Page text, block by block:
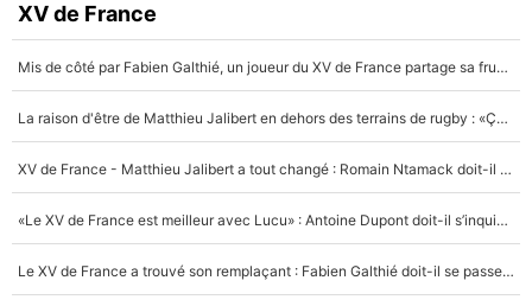
XV de France
Mis de côté par Fabien Galthié, un joueur du XV de France partage sa frustration : «ils ne me l’ont pas dit tout de suite»
La raison d'être de Matthieu Jalibert en dehors des terrains de rugby : «Ça m'atteint autant que si tu touches à un membre de ma famille»
XV de France - Matthieu Jalibert a tout changé : Romain Ntamack doit-il s’inquiéter pour sa place à un an de la Coupe du monde ?
«Le XV de France est meilleur avec Lucu» : Antoine Dupont doit-il s’inquiéter pour sa place ?
Le XV de France a trouvé son remplaçant : Fabien Galthié doit-il se passer d'Antoine Dupont ?